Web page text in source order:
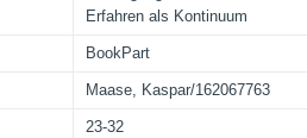
Erfahren als Kontinuum
BookPart
Maase, Kaspar/162067763
23-32